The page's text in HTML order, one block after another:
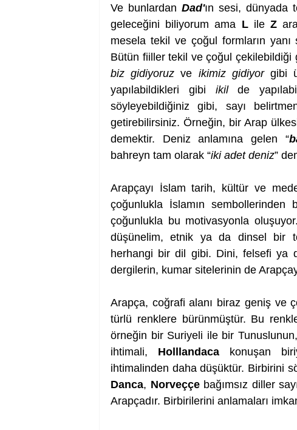
Ve bunlardan Dad'ın sesi, dünyada
geleceğini biliyorum ama L ile Z
mesela tekil ve çoğul formların yanı
Bütün fiiller tekil ve çoğul
biz gidiyoruz ve ikimiz gidiyor gibi
yapılabildikleri gibi ikil de
söyleyebildiğiniz gibi, sayı
getirebilirsiniz. Örneğin, bir Arap
demektir. Deniz anlamına gelen “
bahreyn tam olarak “iki adet deniz”
Arapçayı İslam tarih, kültür ve
çoğunlukla İslamın
çoğunlukla bu motivasyonla
düşünelim, etnik ya da dinsel bir
herhangi bir dil gibi. Dini, felsefi ya
dergilerin, kumar sitelerinin de
Arapça, coğrafi alanı biraz geniş ve
türlü renklere bürünmüştür. Bu
örneğin bir Suriyeli ile bir
ihtimali, Holllandaca konuşan
ihtimalinden daha düşüktür. Birbirini
Danca, Norveççe bağımsız diller
Arapçadır. Birbirilerini anlamaları